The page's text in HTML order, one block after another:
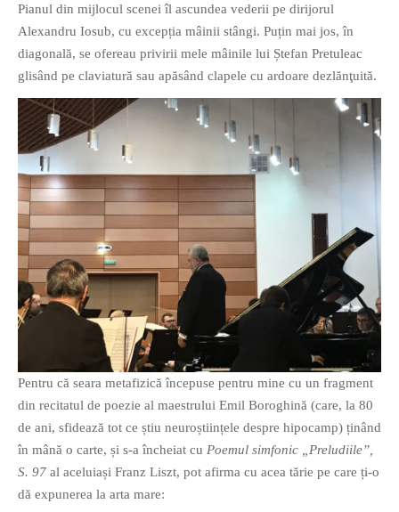
Pianul din mijlocul scenei îl ascundea vederii pe dirijorul
Alexandru Iosub, cu excepția mâinii stângi. Puțin mai jos, în
diagonală, se ofereau privirii mele mâinile lui Ștefan Pretuleac
glisând pe claviatură sau apăsând clapele cu ardoare dezlănţuită.
Pentru că seara metafizică începuse pentru mine cu un fragment
din recitatul de poezie al maestrului Emil Boroghină (care, la 80
de ani, sfidează tot ce știu neuroștiințele despre hipocamp) ținând
în mână o carte, și s-a încheiat cu Poemul simfonic „Preludiile”,
S. 97 al aceluiași Franz Liszt, pot afirma cu acea tărie pe care ți-o
dă expunerea la arta mare: